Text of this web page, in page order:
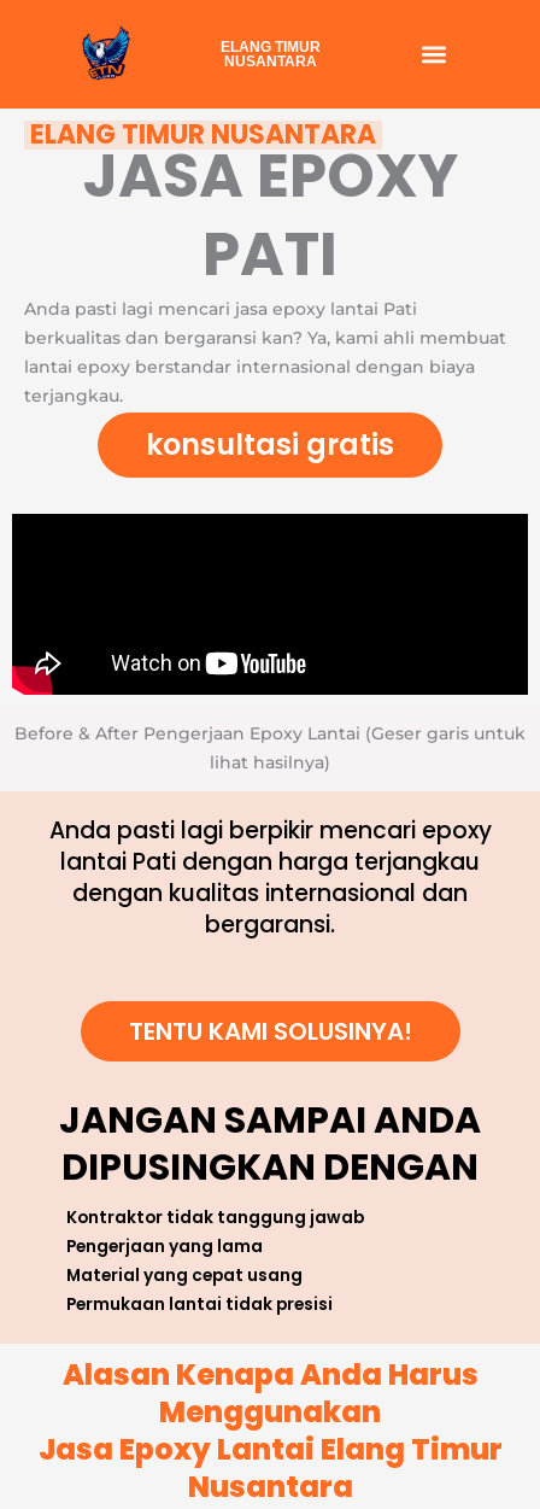
ELANG TIMUR
NUSANTARA
ELANG TIMUR NUSANTARA
JASA EPOXY
PATI
Anda pasti lagi mencari jasa epoxy lantai Pati
berkualitas dan bergaransi kan? Ya, kami ahli membuat
lantai epoxy berstandar internasional dengan biaya
terjangkau.
konsultasi gratis
Before & After Pengerjaan Epoxy Lantai (Geser garis untuk
lihat hasilnya)
Anda pasti lagi berpikir mencari epoxy
lantai Pati dengan harga terjangkau
dengan kualitas internasional dan
bergaransi.
TENTU KAMI SOLUSINYA!
JANGAN SAMPAI ANDA
DIPUSINGKAN DENGAN
Kontraktor tidak tanggung jawab
Pengerjaan yang lama
Material yang cepat usang
Permukaan lantai tidak presisi
Alasan Kenapa Anda Harus
Menggunakan
Jasa Epoxy Lantai Elang Timur
Nusantara